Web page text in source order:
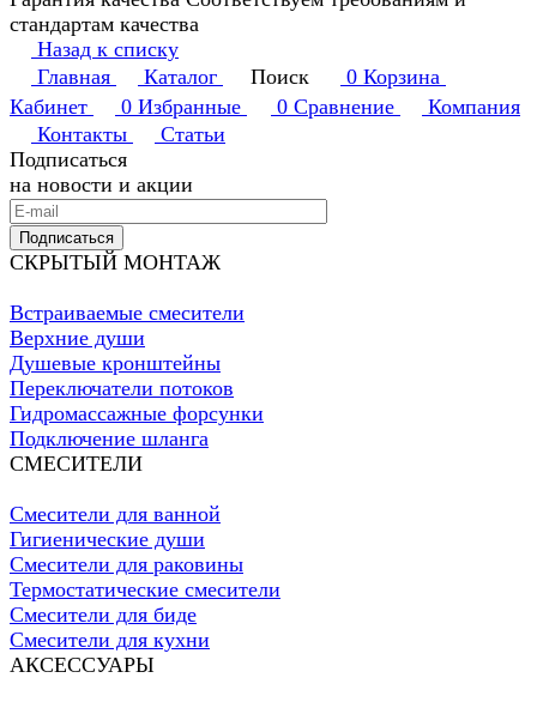
стандартам качества
Назад к списку
Главная
Каталог Поиск 0 Корзина
Кабинет
0 Избранные 0 Сравнение
Компания
Контакты
Статьи
Подписаться
на новости и акции
Подписаться
СКРЫТЫЙ МОНТАЖ
Встраиваемые смесители
Верхние души
Душевые кронштейны
Переключатели потоков
Гидромассажные форсунки
Подключение шланга
СМЕСИТЕЛИ
Смесители для ванной
Гигиенические души
Смесители для раковины
Термостатические смесители
Смесители для биде
Смесители для кухни
АКСЕССУАРЫ